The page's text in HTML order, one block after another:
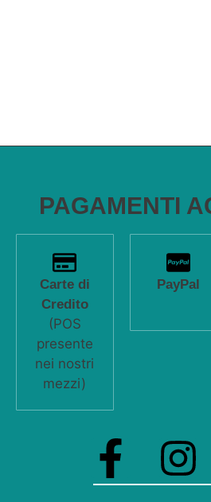
PAGAMENTI
Carte di
Credito
(POS
presente
nei nostri
mezzi)
PayPal